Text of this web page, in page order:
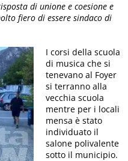
di unione e coesione e
fiero di essere sindaco di
I corsi della scuola
di musica che si
tenevano al Foyer
si terranno alla
vecchia scuola
mentre per i locali
mensa è stato
individuato il
salone polivalente
sotto il municipio.